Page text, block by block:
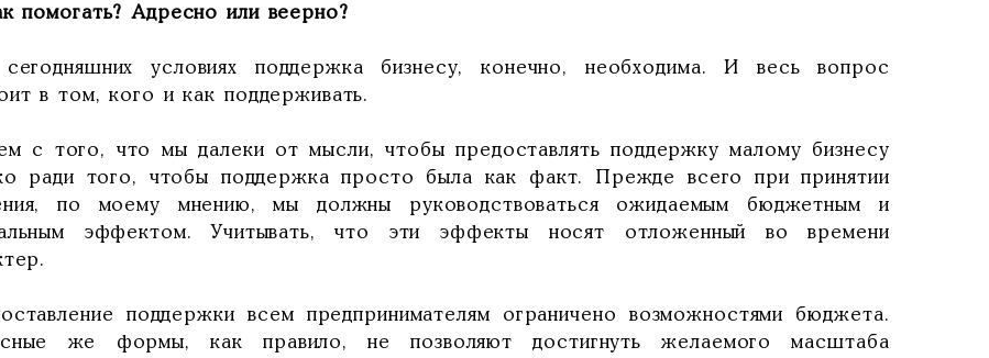
помогать? Адресно или веерно?
условиях поддержка бизнесу, конечно, необходима. И весь вопрос
в том, кого и как поддерживать.
с того, что мы далеки от мысли, чтобы предоставлять поддержку малому бизнесу
ради того, чтобы поддержка просто была как факт. Прежде всего при принятии
по моему мнению, мы должны руководствоваться ожидаемым бюджетным и
эффектом. Учитывать, что эти эффекты носят отложенный во времени
поддержки всем предпринимателям ограничено возможностями бюджета.
же формы, как правило, не позволяют достигнуть желаемого масштаба